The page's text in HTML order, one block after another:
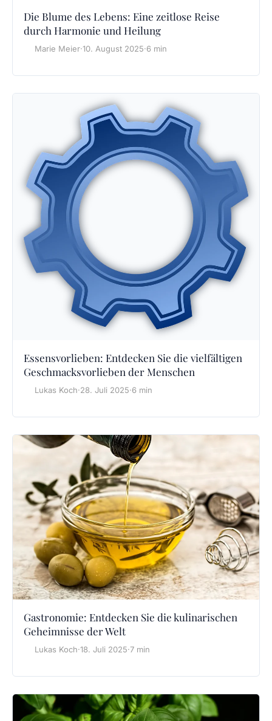
Die Blume des Lebens: Eine zeitlose Reise
durch Harmonie und Heilung
Marie Meier·10. August 2025·6 min
Essensvorlieben: Entdecken Sie die vielfältigen
Geschmacksvorlieben der Menschen
Lukas Koch·28. Juli 2025·6 min
Gastronomie: Entdecken Sie die kulinarischen
Geheimnisse der Welt
Lukas Koch·18. Juli 2025·7 min